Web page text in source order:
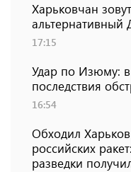
Харьковчан
альтернативный
17:15
Удар по Изюму:
последствия
16:54
Обходил
российских
разведки